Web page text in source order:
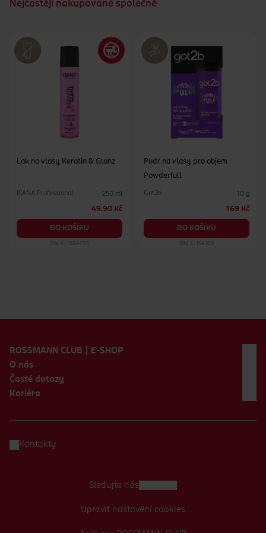
Nejčastějí nakupované společně
Lak na vlasy Keratin & Glanz
ISANA Professional 250 ml
49.90 Kč
DO KOŠÍKU
Obj. č.: 1084795
Pudr na vlasy pro objem
Powderfull
Got2b 10 g
169 Kč
DO KOŠÍKU
Obj. č.: 154109
ROSSMANN CLUB | E-SHOP
O nás
Časté dotazy
Kariéra
Kontakty
Sledujte nás
Upravit nastavení cookies